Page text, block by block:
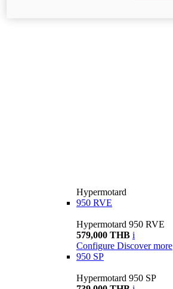
Hypermotard
950 RVE
Hypermotard 950 RVE
579,000 THB i
Configure Discover more
950 SP
Hypermotard 950 SP